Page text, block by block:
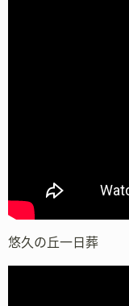
悠久の丘一日葬